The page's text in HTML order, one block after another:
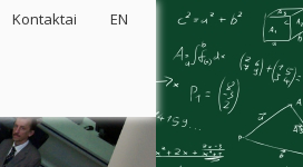
Kontaktai EN